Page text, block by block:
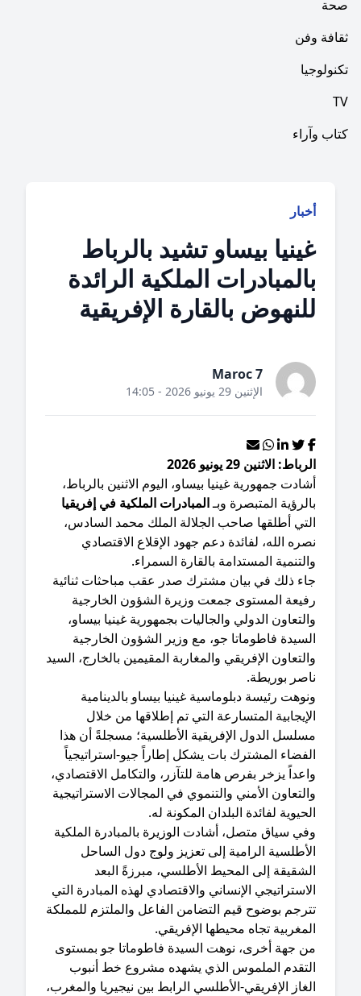
بيساو تشيد بالرباط
الملكية الرائدة
بالقارة الإفريقية
Maroc 7
الإثنين 29 يونيو 2026 - 14:05
الاثنين 29 يونيو 2026
جمهورية غينيا بيساو، اليوم الاثنين بالرباط،
المتبصرة وبـالمبادرات الملكية في إفريقيا
أطلقها صاحب الجلالة الملك محمد السادس،
الله، لفائدة دعم جهود الإقلاع الاقتصادي
المستدامة بالقارة السمراء.
ذلك في بيان مشترك صدر عقب مباحثات ثنائية
المستوى جمعت وزيرة الشؤون الخارجية
الدولي والجاليات بجمهورية غينيا بيساو،
فاطوماتا جو، مع وزير الشؤون الخارجية
الإفريقي والمغاربة المقيمين بالخارج، السيد
بوريطة.
رئيسة دبلوماسية غينيا بيساو بالدينامية
المتسارعة التي تم إطلاقها من خلال
الدول الإفريقية الأطلسية؛ مسجلةً أن هذا
المشترك بات يشكل إطاراً جيو-استراتيجياً
يزخر بفرص هامة للتآزر، والتكامل الاقتصادي،
الأمني والتنموي في المجالات الاستراتيجية
لفائدة البلدان المكونة له.
سياق متصل، أشادت الوزيرة بالمبادرة الملكية
الرامية إلى تعزيز ولوج دول الساحل
إلى المحيط الأطلسي، مبرزةً البعد
الإنساني والاقتصادي لهذه المبادرة التي
بوضوح قيم التضامن الفاعل والملتزم للمملكة
تجاه محيطها الإفريقي.
جهة أخرى، نوهت السيدة فاطوماتا جو بمستوى
الملموس الذي يشهده مشروع خط أنبوب
الإفريقي-الأطلسي الرابط بين نيجيريا والمغرب،